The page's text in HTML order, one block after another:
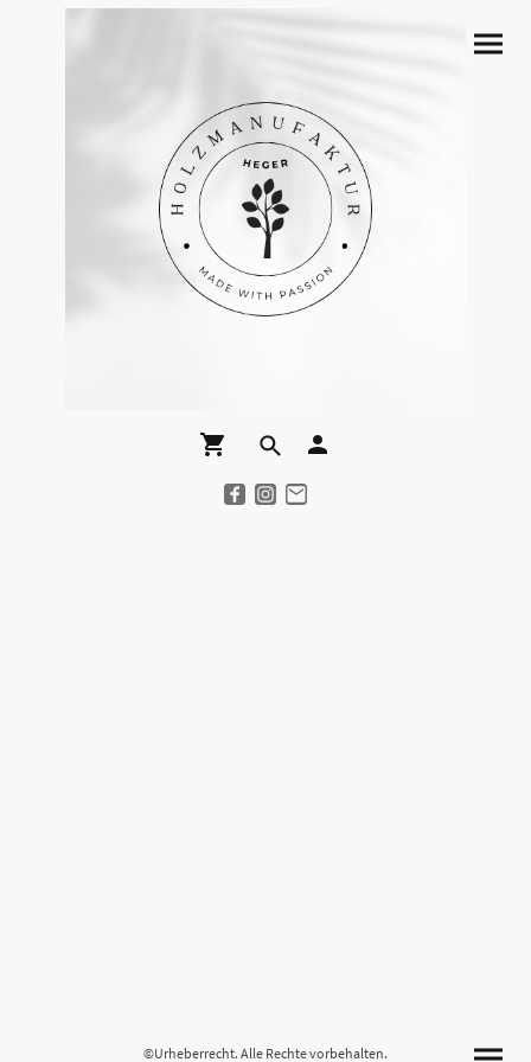
©Urheberrecht. Alle Rechte vorbehalten.